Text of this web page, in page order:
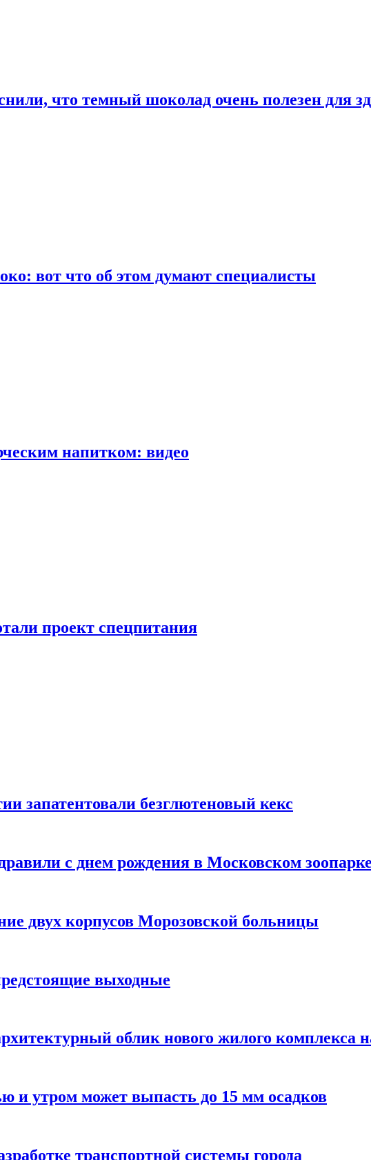
что темный шоколад очень полезен для
вот что об этом думают специалисты
напитком: видео
проект спецпитания
запатентовали безглютеновый кекс
с днем рождения в Московском зоопарке
двух корпусов Морозовской больницы
выходные
облик нового жилого комплекса
и утром может выпасть до 15 мм осадков
транспортной системы города